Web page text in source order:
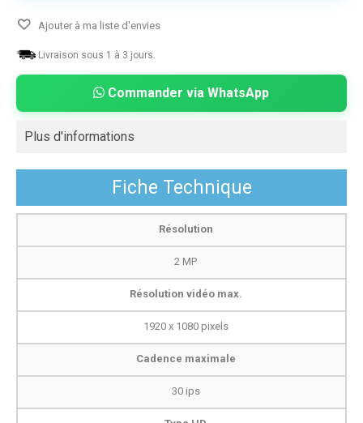
Ajouter à ma liste d'envies
Livraison sous 1 à 3 jours.
Commander via WhatsApp
Plus d'informations
Fiche Technique
Résolution
2 MP
Résolution vidéo max.
1920 x 1080 pixels
Cadence maximale
30 ips